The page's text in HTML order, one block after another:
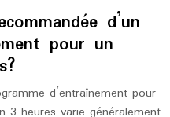
d’un
pour un
d’entraînement pour
3 heures varie généralement